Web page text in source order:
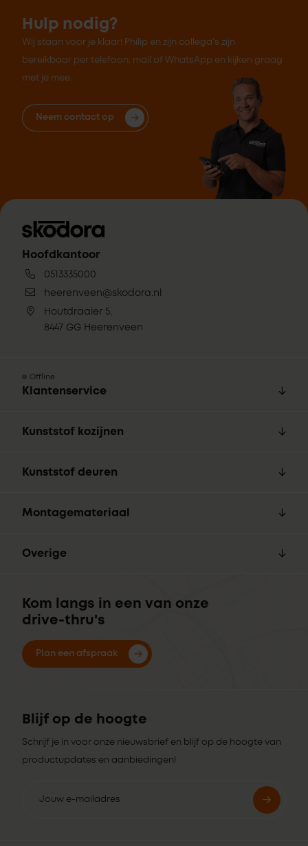
Hulp nodig?
Wij staan voor je klaar! Philip en zijn collega's zijn
bereikbaar per telefoon, mail of WhatsApp en kijken graag
met je mee.
Neem contact op
Hoofdkantoor
0513335000
heerenveen@skodora.nl
Houtdraaier 5,
8447 GG Heerenveen
Offline
Klantenservice
Kunststof kozijnen
Kunststof deuren
Montagemateriaal
Overige
Kom langs in een van onze
drive-thru's
Plan een afspraak
Blijf op de hoogte
Schrijf je in voor onze nieuwsbrief en blijf op de hoogte van
productupdates en aanbiedingen!